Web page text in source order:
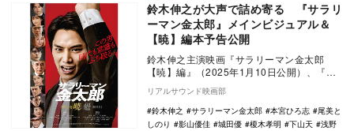
鈴木伸之が大声で詰め寄る 『サラリ
ーマン金太郎』メインビジュアル＆
【暁】編本予告公開
鈴木伸之主演映画『サラリーマン金太郎
【暁】編』（2025年1月10日公開）、『サ
ラリーマン金太郎【魁】編』（2025年2月7
日）…
リアルサウンド映画部
鈴木伸之
サラリーマン金太郎 本宮ひろ志
尾美と
しのり
影山優佳 城田優 榎木孝明 下山天
浅野